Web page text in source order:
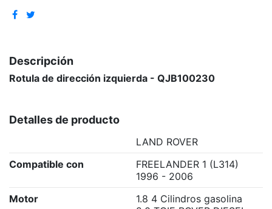
Descripción
Rotula de dirección izquierda - QJB100230
Detalles de producto
LAND ROVER
Compatible con
FREELANDER 1 (L314)
1996 - 2006
Motor
1.8 4 Cilindros gasolina